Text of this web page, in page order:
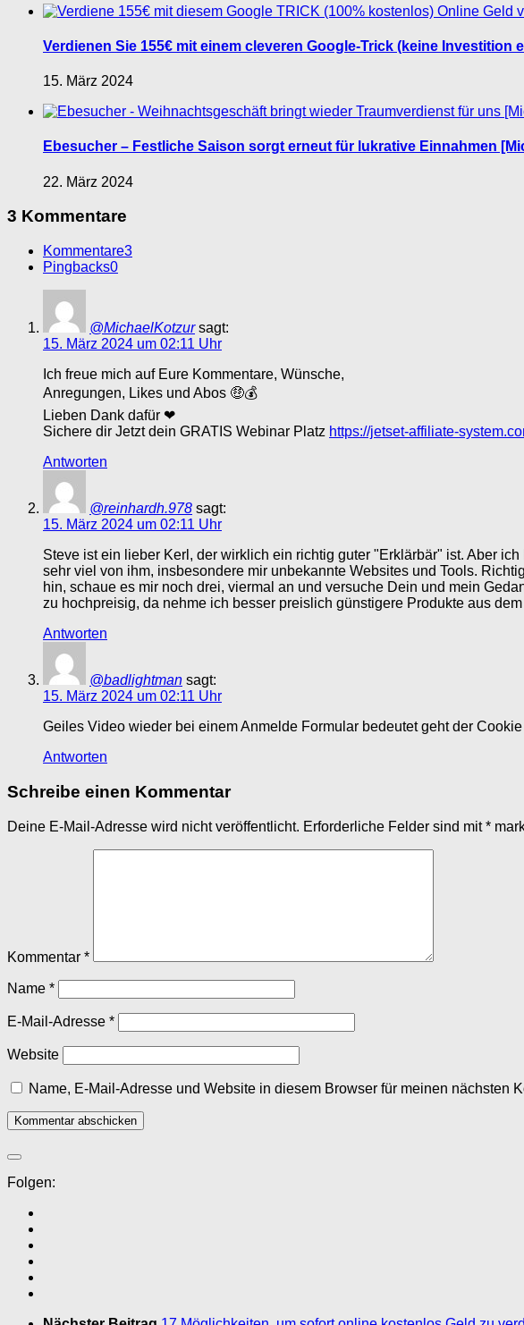
Verdienen Sie 155€ mit einem cleveren Google-Trick (keine
15. März 2024
Ebesucher – Festliche Saison sorgt erneut für lukrative Einnahmen
22. März 2024
3 Kommentare
Kommentare3
Pingbacks0
@MichaelKotzur sagt:
15. März 2024 um 02:11 Uhr
Ich freue mich auf Eure Kommentare, Wünsche,
Anregungen, Likes und Abos 🤑💰
Lieben Dank dafür ❤
Sichere dir Jetzt dein GRATIS Webinar Platz https://jetset-affiliate-
Antworten
@reinhardh.978 sagt:
15. März 2024 um 02:11 Uhr
Steve ist ein lieber Kerl, der wirklich ein richtig guter "Erklärbär" ist. Aber
sehr viel von ihm, insbesondere mir unbekannte Websites und Tools.
hin, schaue es mir noch drei, viermal an und versuche Dein und mein
zu hochpreisig, da nehme ich besser preislich günstigere Produkte aus
Antworten
@badlightman sagt:
15. März 2024 um 02:11 Uhr
Geiles Video wieder bei einem Anmelde Formular bedeutet geht der
Antworten
Schreibe einen Kommentar
Deine E-Mail-Adresse wird nicht veröffentlicht. Erforderliche Felder sind mit*
Kommentar *
Name *
E-Mail-Adresse *
Website
Name, E-Mail-Adresse und Website in diesem Browser für meinen nächsten
Folgen: